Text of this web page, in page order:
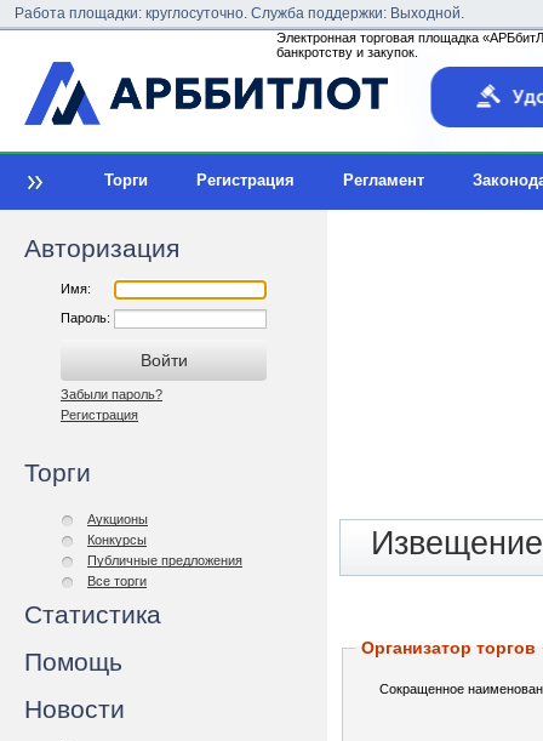
Работа площадки: круглосуточно. Служба поддержки: Выходной.
Электронная торговая площадка
банкротству и закупок.
Торги Регистрация Регламент
Авторизация
Имя:
Пароль:
Забыли пароль?
Регистрация
Торги
Аукционы
Конкурсы
Публичные предложения
Все торги
Статистика
Помощь
Новости
Организатор торгов
Сокращенное